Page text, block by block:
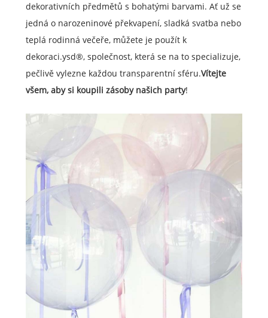
dekorativních předmětů s bohatými barvami. Ať už se
jedná o narozeninové překvapení, sladká svatba nebo
teplá rodinná večeře, můžete je použít k
dekoraci.ysd®, společnost, která se na to specializuje,
pečlivě vylezne každou transparentní sféru.Vítejte
všem, aby si koupili zásoby našich party!